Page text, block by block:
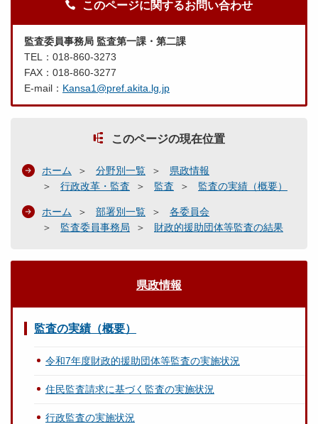
このページに関するお問い合わせ
監査委員事務局 監査第一課・第二課
TEL：018-860-3273
FAX：018-860-3277
E-mail： Kansa1@pref.akita.lg.jp
このページの現在位置
ホーム 分野別一覧
県政情報
行政改革・監査
監査 監査の実績（概要）
ホーム 部署別一覧
各委員会
監査委員事務局
財政的援助団体等監査の結果
県政情報
監査の実績（概要）
令和7年度財政的援助団体等監査の実施状況
住民監査請求に基づく監査の実施状況
行政監査の実施状況